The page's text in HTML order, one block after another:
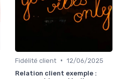
Fidélité client • 12/06/2025
Relation client exemple :